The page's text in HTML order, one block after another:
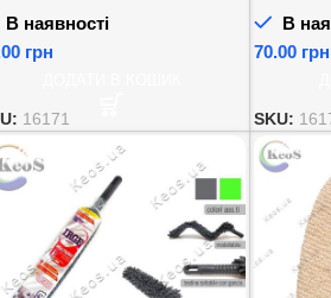
В наявності
грн
16171
В
грн
SKU: